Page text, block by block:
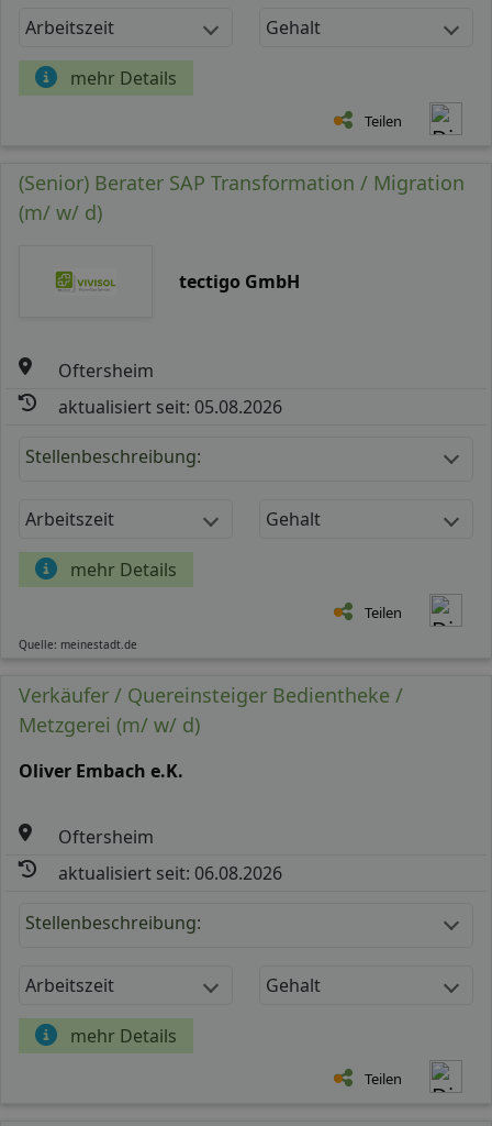
Arbeitszeit Gehalt
mehr Details
Teilen
(Senior) Berater SAP Transformation / Migration
(m/ w/ d)
tectigo GmbH
Oftersheim
aktualisiert seit: 05.08.2026
Stellenbeschreibung:
Arbeitszeit Gehalt
mehr Details
Teilen
Quelle: meinestadt.de
Verkäufer / Quereinsteiger Bedientheke /
Metzgerei (m/ w/ d)
Oliver Embach e.K.
Oftersheim
aktualisiert seit: 06.08.2026
Stellenbeschreibung:
Arbeitszeit Gehalt
mehr Details
Teilen